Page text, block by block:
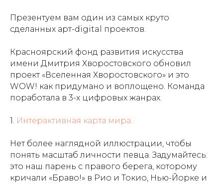
Презентуем вам один из самых круто
сделанных арт-digital проектов.
Красноярский фонд развития искусства
имени Дмитрия Хворостовского обновил
проект «Вселенная Хворостовского» и это
WOW! как придумано и воплощено. Команда
поработала в 3-х цифровых жанрах.
1. Интерактивная карта мира.
Нет более наглядной иллюстрации, чтобы
понять масштаб личности певца. Задумайтесь:
это наш парень с правого берега, которому
кричали «Браво!» в Рио и Токио, Нью-Йорке и